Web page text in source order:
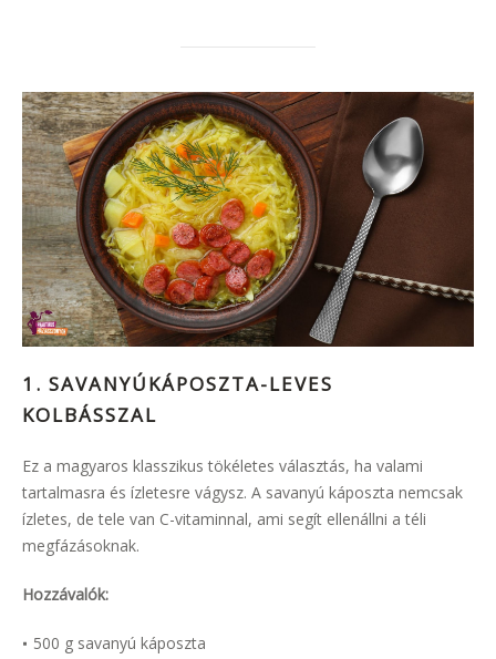
1. SAVANYÚKÁPOSZTA-LEVES
KOLBÁSSZAL
Ez a magyaros klasszikus tökéletes választás, ha valami
tartalmasra és ízletesre vágysz. A savanyú káposzta nemcsak
ízletes, de tele van C-vitaminnal, ami segít ellenállni a téli
megfázásoknak.
Hozzávalók:
500 g savanyú káposzta